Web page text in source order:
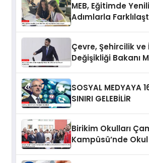
MEB, Eğitimde
Adımlarla
Çevre, Şehircilik ve
Değişikliği Bakanı
SOSYAL MEDYAYA
SINIRI GELEBİLİR
Birikim Okulları
Kampüsü’nde Okul